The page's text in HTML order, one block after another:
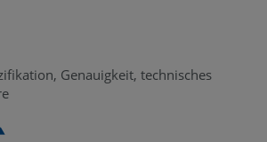
Genauigkeit, technisches